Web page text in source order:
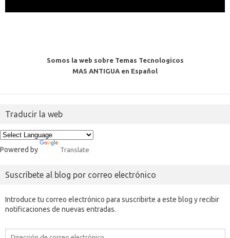
Somos la web sobre Temas Tecnologicos
MAS ANTIGUA en Español
Traducir la web
Powered by Translate
Suscríbete al blog por correo electrónico
Introduce tu correo electrónico para suscribirte a este blog y recibir
notificaciones de nuevas entradas.
Dirección